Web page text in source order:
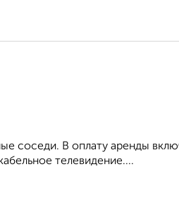
соседи. В оплату аренды
телевидение....